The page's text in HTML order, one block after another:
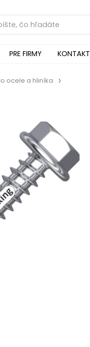
PRE FIRMY KONTAKT
ocele a hliníka